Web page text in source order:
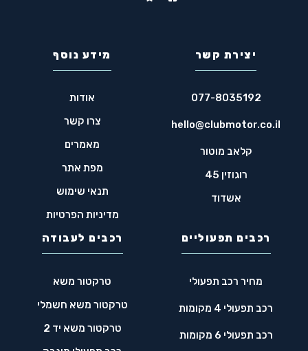
יצירת קשר
077-8035192
hello@clubmotor.co.il
קלאב מוטור
רוגוזין 45
אשדוד
מידע נוסף
אודות
צרו קשר
מאמרים
מפת אתר
תנאי שימוש
מדיניות הפרטיות
רכבים תפעוליים
מחיר רכב תפעולי
רכב תפעולי 4 מקומות
רכב תפעולי 6 מקומות
רכבים לעבודה
טרקטור משא
טרקטור משא חשמלי
טרקטור משא יד 2